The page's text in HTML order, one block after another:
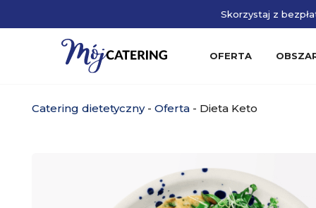
Skorzystaj z
OFERTA
Catering dietetyczny- Oferta - Dieta Keto